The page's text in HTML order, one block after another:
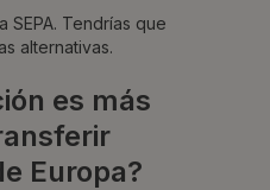
SEPA. Tendrías que
alternativas.
es más
Europa?